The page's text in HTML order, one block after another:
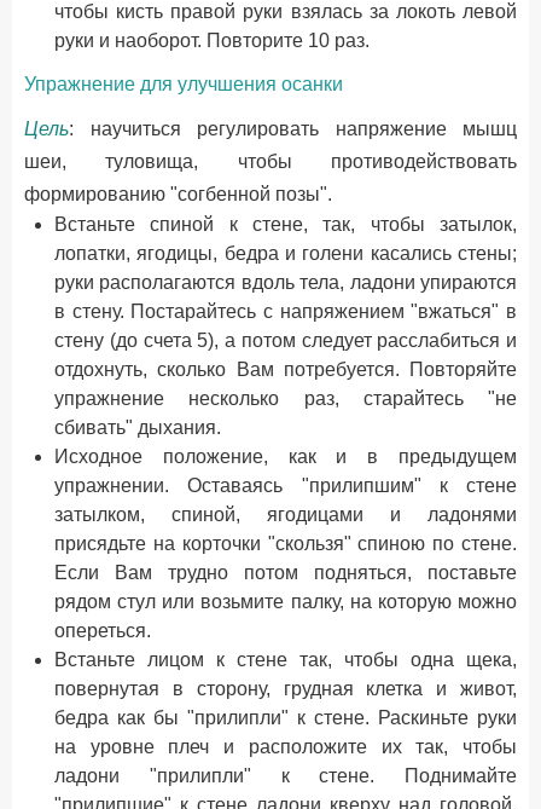
чтобы кисть правой руки взялась за локоть левой
руки и наоборот. Повторите 10 раз.
Упражнение для улучшения осанки
Цель: научиться регулировать напряжение мышц
шеи, туловища, чтобы противодействовать
формированию "согбенной позы".
Встаньте спиной к стене, так, чтобы затылок,
лопатки, ягодицы, бедра и голени касались стены;
руки располагаются вдоль тела, ладони упираются
в стену. Постарайтесь с напряжением "вжаться" в
стену (до счета 5), а потом следует расслабиться и
отдохнуть, сколько Вам потребуется. Повторяйте
упражнение несколько раз, старайтесь "не
сбивать" дыхания.
Исходное положение, как и в предыдущем
упражнении. Оставаясь "прилипшим" к стене
затылком, спиной, ягодицами и ладонями
присядьте на корточки "скользя" спиною по стене.
Если Вам трудно потом подняться, поставьте
рядом стул или возьмите палку, на которую можно
опереться.
Встаньте лицом к стене так, чтобы одна щека,
повернутая в сторону, грудная клетка и живот,
бедра как бы "прилипли" к стене. Раскиньте руки
на уровне плеч и расположите их так, чтобы
ладони "прилипли" к стене. Поднимайте
"прилипшие" к стене ладони кверху над головой.